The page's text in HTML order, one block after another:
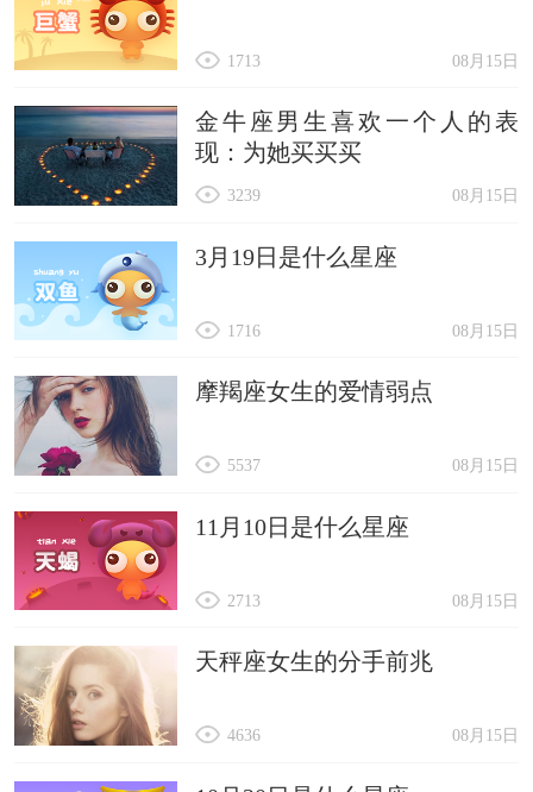
08月15日
1713
金牛座男生喜欢一个人的表
现：为她买买买
08月15日
3239
3月19日是什么星座
08月15日
1716
摩羯座女生的爱情弱点
08月15日
5537
11月10日是什么星座
08月15日
2713
天秤座女生的分手前兆
08月15日
4636